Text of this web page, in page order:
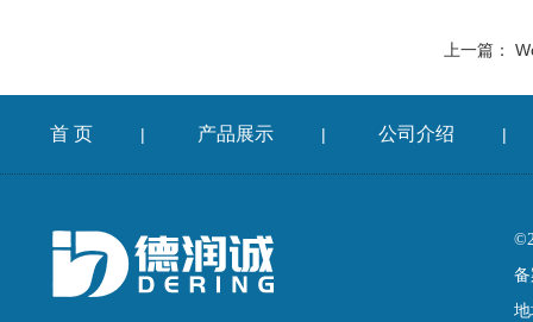
上一篇：
首 页 | 产品展示 | 公司介绍 |
备